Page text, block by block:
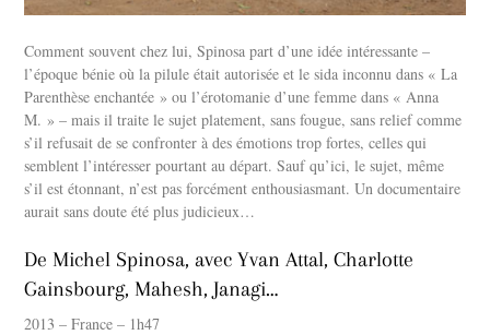
Comment souvent chez lui, Spinosa part d’une idée intéressante –
l’époque bénie où la pilule était autorisée et le sida inconnu dans « La
Parenthèse enchantée » ou l’érotomanie d’une femme dans « Anna
M. » – mais il traite le sujet platement, sans fougue, sans relief comme
s’il refusait de se confronter à des émotions trop fortes, celles qui
semblent l’intéresser pourtant au départ. Sauf qu’ici, le sujet, même
s’il est étonnant, n’est pas forcément enthousiasmant. Un documentaire
aurait sans doute été plus judicieux…
De Michel Spinosa, avec Yvan Attal, Charlotte
Gainsbourg, Mahesh, Janagi…
2013 – France – 1h47